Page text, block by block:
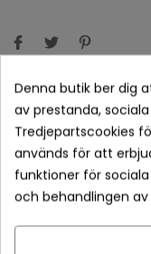
Betala tryggt
Leveranstid
Returvillkor 14
PRODUKTDETALJER
Denna butik ber dig
av prestanda,
Tredjepartscookies
används för att
funktioner för
och behandlingen